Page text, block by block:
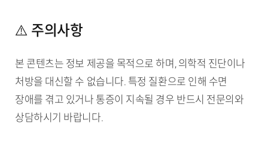
⚠️ 주의사항
본 콘텐츠는 정보 제공을 목적으로 하며, 의학적 진단이나
처방을 대신할 수 없습니다. 특정 질환으로 인해 수면
장애를 겪고 있거나 통증이 지속될 경우 반드시 전문의와
상담하시기 바랍니다.